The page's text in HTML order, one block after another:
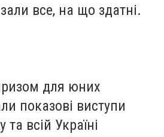
все, на що здатні.
для юних
показові виступи
всій Україні